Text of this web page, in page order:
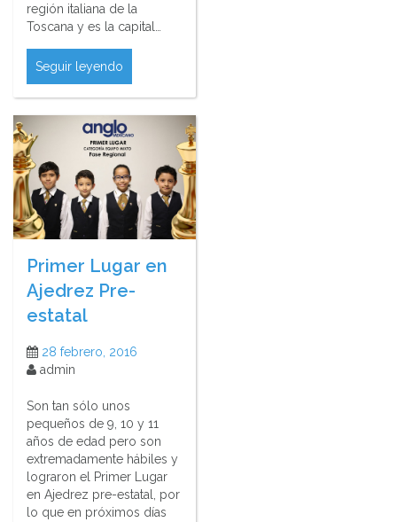
región italiana de la
Toscana y es la capital…
Seguir leyendo
Primer Lugar en
Ajedrez Pre-
estatal
28 febrero, 2016
admin
Son tan sólo unos
pequeños de 9, 10 y 11
años de edad pero son
extremadamente hábiles y
lograron el Primer Lugar
en Ajedrez pre-estatal, por
lo que en próximos días